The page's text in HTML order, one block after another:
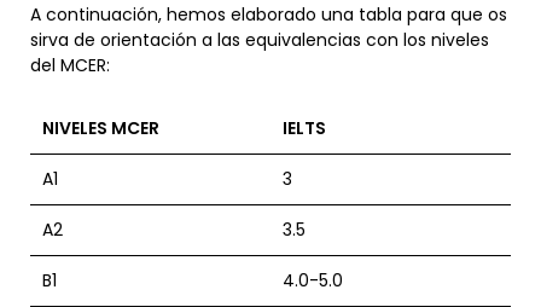
A continuación, hemos elaborado una tabla para que os
sirva de orientación a las equivalencias con los niveles
del MCER:
NIVELES MCER IELTS
A1 3
A2 3.5
B1 4.0-5.0